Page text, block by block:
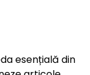
esențială din